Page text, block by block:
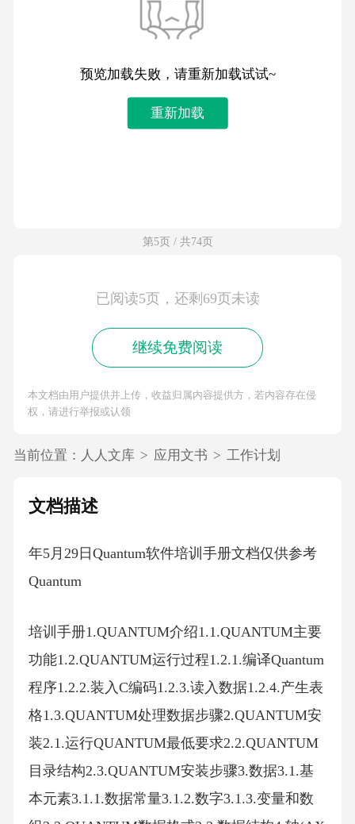
预览加载失败，请重新加载试试~
重新加载
第5页 / 共74页
已阅读5页，还剩69页未读
继续免费阅读
本文档由用户提供并上传，收益归属内容提供方，若内容存在侵
权，请进行举报或认领
当前位置： 人人文库 > 应用文书 > 工作计划
文档描述
年5月29日Quantum软件培训手册文档仅供参考
Quantum
培训手册1.QUANTUM介绍1.1.QUANTUM主要
功能1.2.QUANTUM运行过程1.2.1.编译Quantum
程序1.2.2.装入C编码1.2.3.读入数据1.2.4.产生表
格1.3.QUANTUM处理数据步骤2.QUANTUM安
装2.1.运行QUANTUM最低要求2.2.QUANTUM
目录结构2.3.QUANTUM安装步骤3.数据3.1.基
本元素3.1.1.数据常量3.1.2.数字3.1.3.变量和数